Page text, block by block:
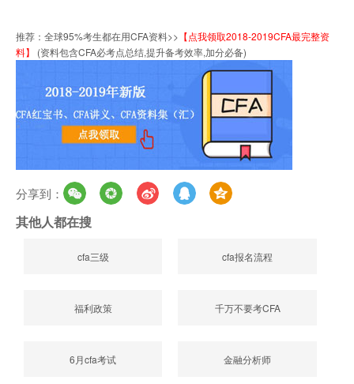
推荐：全球95%考生都在用CFA资料>> 【点我领取2018-2019CFA最完整资
料】
(资料包含CFA必考点总结,提升备考效率,加分必备)
分享到：
其他人都在搜
cfa三级 cfa报名流程
福利政策 千万不要考CFA
6月cfa考试 金融分析师